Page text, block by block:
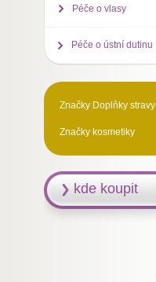
Péče o vlasy
Péče o ústní dutinu
Značky Doplňky stravy
Značky kosmetiky
kde koupit